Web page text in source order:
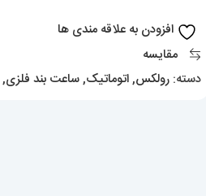
020568
ROLEX
DATEJUST
افزودن به علاقه مندی ها
مقایسه
دسته: رولکس,اتوماتیک,ساعت بند فلزی,